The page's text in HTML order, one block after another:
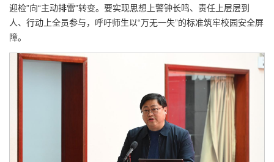
迎检”向“主动排雷”转变。要实现思想上警钟长鸣、责任上层层到
人、行动上全员参与，呼吁师生以“万无一失”的标准筑牢校园安全屏
障。